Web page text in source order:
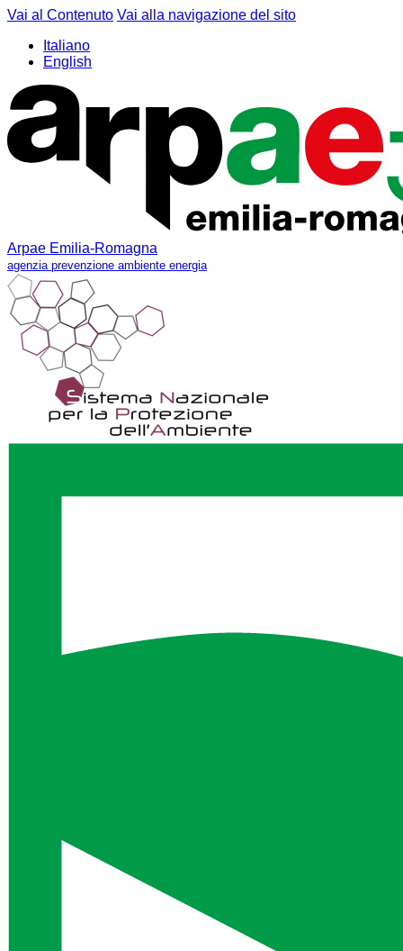
Vai al Contenuto Vai alla navigazione del sito
Italiano
English
Arpae Emilia-Romagna
agenzia prevenzione ambiente energia